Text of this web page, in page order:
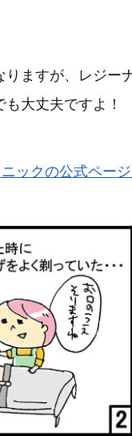
りますが、レジー
大丈夫ですよ！
ックの公式ペー